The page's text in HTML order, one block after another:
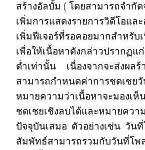
สร้างอัลบั้ม ( โดยสามารถจำกั
เพิ่มการแสดงรายการวิดีโอแ
เพิ่มฟีเจอร์ที่รอคอยมากสำหรั
เพื่อให้เนื้อหาดังกล่าวปรากฏ
ต่ำเท่านั้น เนื่องจากจะส่งผล
สามารถกำหนดค่าการชดเชย
หมายความว่าเนื้อหาจะมองเ
ชดเชยเชิงลบได้และหมายคว
ปัจจุบันเสมอ ตัวอย่างเช่น วัน
สัมพัทธ์สามารถรวมกับวันที่โพ